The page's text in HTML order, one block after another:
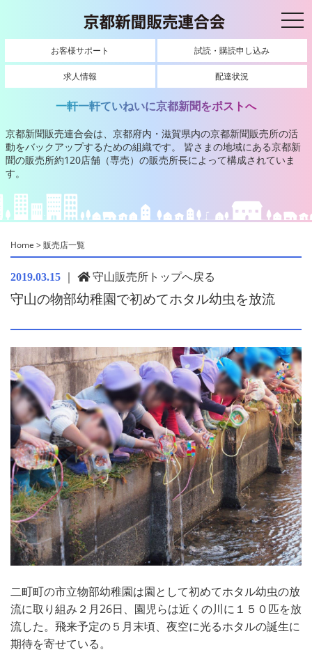
お客様サポート 試読・購読申し込み
求人情報 配達状況
一軒一軒ていねいに京都新聞をポストへ
京都新聞販売連合会は、京都府内・滋賀県内の京都新聞販売所の活
動をバックアップするための組織です。 皆さまの地域にある京都新
聞の販売所約120店舗（専売）の販売所長によって構成されていま
す。
Home >販売店一覧
2019.03.15 ｜ 守山販売所トップへ戻る
守山の物部幼稚園で初めてホタル幼虫を放流
二町町の市立物部幼稚園は園として初めてホタル幼虫の放
流に取り組み２月26日、園児らは近くの川に１５０匹を放
流した。飛来予定の５月末頃、夜空に光るホタルの誕生に
期待を寄せている。